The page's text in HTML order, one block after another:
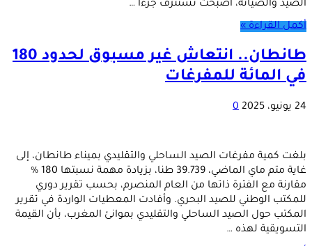
الصيد والصيانة، أصبحت تستنزف جزءاً …
أكمل القراءة »
طانطان.. انتعاش غير مسبوق لحدود 180
في المائة للمفرغات
24 يونيو، 2025 0
بلغت كمية مفرغات الصيد الساحلي والتقليدي بميناء طانطان، إلى
غاية متم ماي الماضي، 39.739 طنا، بزيادة مهمة نسبتها 180 %
مقارنة مع الفترة ذاتها من العام المنصرم، بحسب تقرير دوري
للمكتب الوطني للصيد البحري. وأفادت المعطيات الواردة في تقرير
المكتب حول الصيد الساحلي والتقليدي بموانئ المغرب، بأن القيمة
التسويقية لهذه …